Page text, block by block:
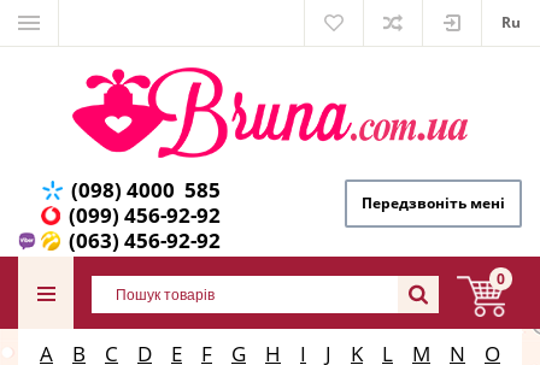
Ru
(098) 4000 585
(099) 456-92-92
(063) 456-92-92
Передзвоніть мені
0
A B C D E F G H I J K L M N
O